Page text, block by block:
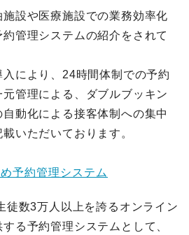
設や医療施設での業務効率化
管理システムの紹介をされて
により、24時間体制での予約
管理による、ダブルブッキン
動化による接客体制への集中
いただいております。
予約管理システム
徒数3万人以上を誇るオンライン
る予約管理システムとして、